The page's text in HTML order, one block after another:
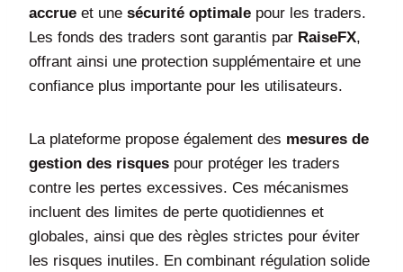
accrue et une sécurité optimale pour les traders.
Les fonds des traders sont garantis par RaiseFX,
offrant ainsi une protection supplémentaire et une
confiance plus importante pour les utilisateurs.
La plateforme propose également des mesures de
gestion des risques pour protéger les traders
contre les pertes excessives. Ces mécanismes
incluent des limites de perte quotidiennes et
globales, ainsi que des règles strictes pour éviter
les risques inutiles. En combinant régulation solide